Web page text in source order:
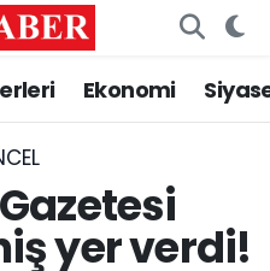
Ekonomi
yer verdi!